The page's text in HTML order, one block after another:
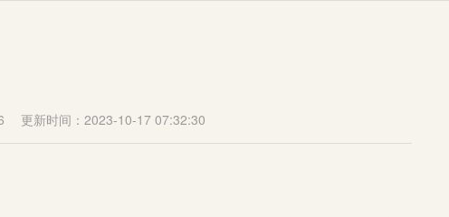
更新时间：2023-10-17 07:32:30